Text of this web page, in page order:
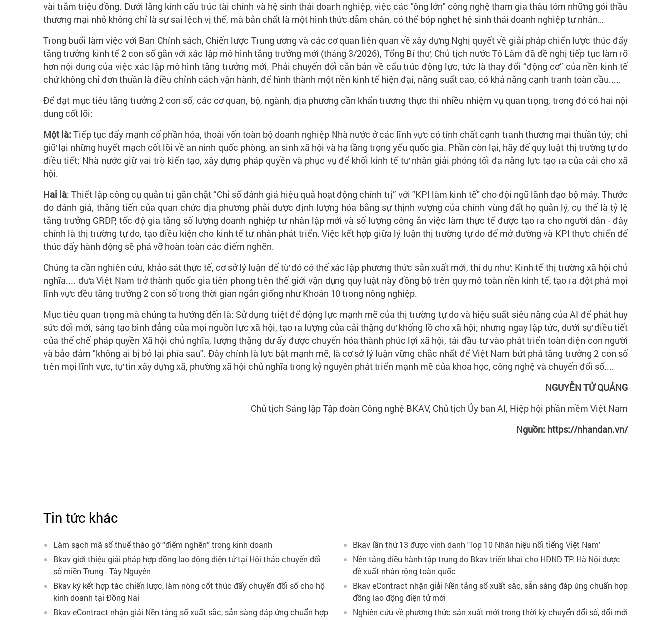
vài trăm triệu đồng. Dưới lăng kính cấu trúc tài chính và hệ sinh thái doanh nghiệp, việc các "ông lớn" công nghệ tham gia thâu tóm những gói thầu
thương mại nhỏ không chỉ là sự sai lệch vị thế, mà bản chất là một hình thức dẫm chân, có thể bóp nghẹt hệ sinh thái doanh nghiệp tư nhân…
Trong buổi làm việc với Ban Chính sách, Chiến lược Trung ương và các cơ quan liên quan về xây dựng Nghị quyết về giải pháp chiến lược thúc đẩy
tăng trưởng kinh tế 2 con số gắn với xác lập mô hình tăng trưởng mới (tháng 3/2026), Tổng Bí thư, Chủ tịch nước Tô Lâm đã đề nghị tiếp tục làm rõ
hơn nội dung của việc xác lập mô hình tăng trưởng mới. Phải chuyển đổi căn bản về cấu trúc động lực, tức là thay đổi “động cơ” của nền kinh tế
chứ không chỉ đơn thuần là điều chỉnh cách vận hành, để hình thành một nền kinh tế hiện đại, năng suất cao, có khả năng cạnh tranh toàn cầu.....
Để đạt mục tiêu tăng trưởng 2 con số, các cơ quan, bộ, ngành, địa phương cần khẩn trương thực thi nhiều nhiệm vụ quan trọng, trong đó có hai nội
dung cốt lõi:
Một là:Tiếp tục đẩy mạnh cổ phần hóa, thoái vốn toàn bộ doanh nghiệp Nhà nước ở các lĩnh vực có tính chất cạnh tranh thương mại thuần túy; chỉ
giữ lại những huyết mạch cốt lõi về an ninh quốc phòng, an sinh xã hội và hạ tầng trọng yếu quốc gia. Phần còn lại, hãy để quy luật thị trường tự do
điều tiết; Nhà nước giữ vai trò kiến tạo, xây dựng pháp quyền và phục vụ để khối kinh tế tư nhân giải phóng tối đa năng lực tạo ra của cải cho xã
hội.
Hai là: Thiết lập công cụ quản trị gắn chặt “Chỉ số đánh giá hiệu quả hoạt động chính trị” với "KPI làm kinh tế" cho đội ngũ lãnh đạo bộ máy. Thước
đo đánh giá, thăng tiến của quan chức địa phương phải được định lượng hóa bằng sự thịnh vượng của chính vùng đất họ quản lý, cụ thể là tỷ lệ
tăng trưởng GRDP, tốc độ gia tăng số lượng doanh nghiệp tư nhân lập mới và số lượng công ăn việc làm thực tế được tạo ra cho người dân - đây
chính là thị trường tự do, tạo điều kiện cho kinh tế tư nhân phát triển. Việc kết hợp giữa lý luận thị trường tự do để mở đường và KPI thực chiến để
thúc đẩy hành động sẽ phá vỡ hoàn toàn các điểm nghẽn.
Chúng ta cần nghiên cứu, khảo sát thực tế, cơ sở lý luận để từ đó có thể xác lập phương thức sản xuất mới, thí dụ như: Kinh tế thị trường xã hội chủ
nghĩa.... đưa Việt Nam trở thành quốc gia tiên phong trên thế giới vận dụng quy luật này đồng bộ trên quy mô toàn nền kinh tế, tạo ra đột phá mọi
lĩnh vực đều tăng trưởng 2 con số trong thời gian ngắn giống như Khoán 10 trong nông nghiệp.
Mục tiêu quan trọng mà chúng ta hướng đến là: Sử dụng triệt để động lực mạnh mẽ của thị trường tự do và hiệu suất siêu năng của AI để phát huy
sức đổi mới, sáng tạo bình đẳng của mọi nguồn lực xã hội, tạo ra lượng của cải thặng dư khổng lồ cho xã hội; nhưng ngay lập tức, dưới sự điều tiết
của thể chế pháp quyền Xã hội chủ nghĩa, lượng thặng dư ấy được chuyển hóa thành phúc lợi xã hội, tái đầu tư vào phát triển toàn diện con người
và bảo đảm "không ai bị bỏ lại phía sau". Đây chính là lực bật mạnh mẽ, là cơ sở lý luận vững chắc nhất để Việt Nam bứt phá tăng trưởng 2 con số
trên mọi lĩnh vực, tự tin xây dựng xã, phường xã hội chủ nghĩa trong kỷ nguyên phát triển mạnh mẽ của khoa học, công nghệ và chuyển đổi số....
NGUYỄN TỬ QUẢNG
Chủ tịch Sáng lập Tập đoàn Công nghệ BKAV, Chủ tịch Ủy ban AI, Hiệp hội phần mềm Việt Nam
Nguồn: https://nhandan.vn/
Tin tức khác
Làm sạch mã số thuế tháo gỡ “điểm nghẽn” trong kinh doanh
Bkav lần thứ 13 được vinh danh 'Top 10 Nhãn hiệu nổi tiếng Việt Nam'
Bkav giới thiệu giải pháp hợp đồng lao động điện tử tại Hội thảo chuyển đổi
số miền Trung - Tây Nguyên
Nền tảng điều hành tập trung do Bkav triển khai cho HĐND TP. Hà Nội được
đề xuất nhân rộng toàn quốc
Bkav ký kết hợp tác chiến lược, làm nòng cốt thúc đẩy chuyển đổi số cho hộ
kinh doanh tại Đồng Nai
Bkav eContract nhận giải Nền tảng số xuất sắc, sẵn sàng đáp ứng chuẩn hợp
đồng lao động điện tử mới
Bkav eContract nhận giải Nền tảng số xuất sắc, sẵn sàng đáp ứng chuẩn hợp
Nghiên cứu về phương thức sản xuất mới trong thời kỳ chuyển đổi số, đổi mới